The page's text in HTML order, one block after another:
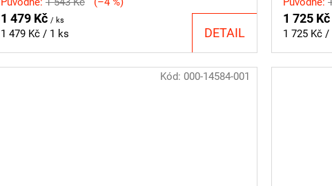
1 479 Kč / ks
Měrná
1 479 Kč / 1 ks DETAIL
1 725 Kč
Měrná
1 725 Kč /
Kód: 000-14584-001